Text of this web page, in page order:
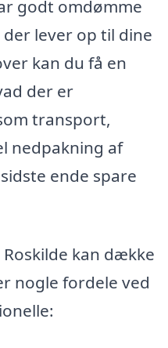
godt omdømme
lever op til dine
kan du få en
der er
transport,
nedpakning af
ende spare
kan dække
nogle fordele ved